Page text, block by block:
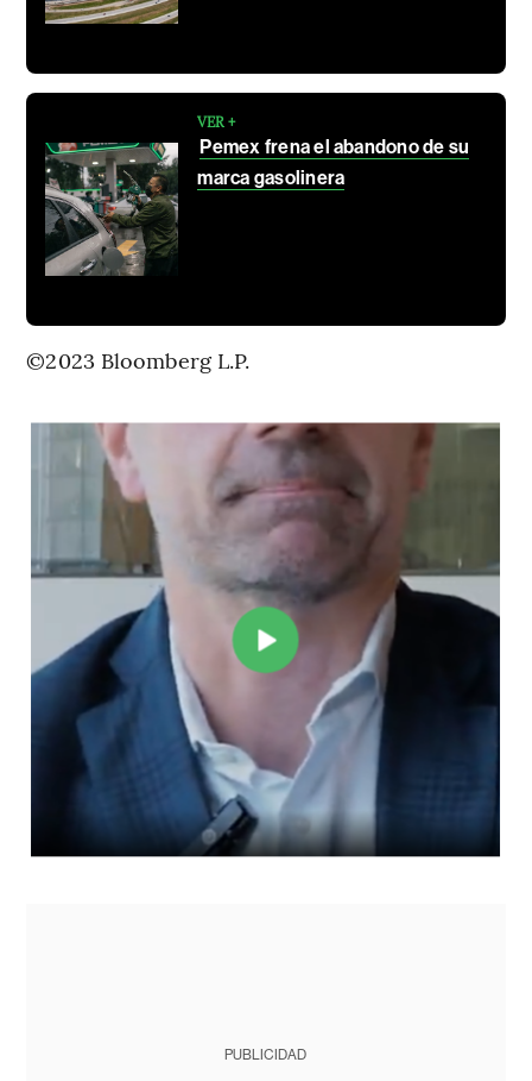
VER +
Pemex frena el abandono de su
marca gasolinera
©2023 Bloomberg L.P.
PUBLICIDAD